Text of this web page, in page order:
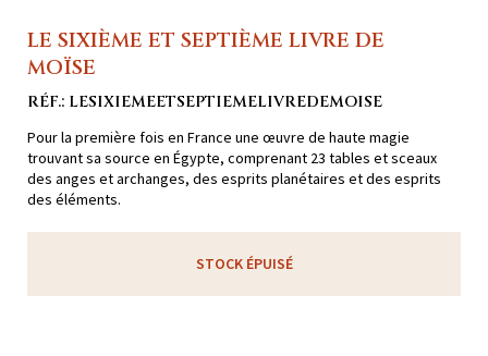
LE SIXIÈME ET SEPTIÈME LIVRE DE
MOÏSE
RÉF.: LESIXIEMEETSEPTIEMELIVREDEMOISE
Pour la première fois en France une œuvre de haute magie
trouvant sa source en Égypte, comprenant 23 tables et sceaux
des anges et archanges, des esprits planétaires et des esprits
des éléments.
STOCK ÉPUISÉ